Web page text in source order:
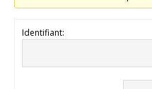
Identifiant: